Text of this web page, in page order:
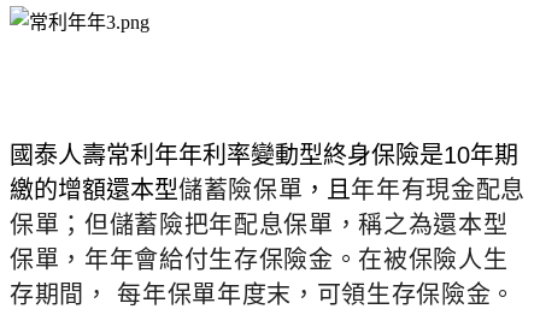
國泰人壽常利年年利率變動型終身保險是10年期
繳的增額還本型儲蓄險保單 ，且 年年有現金配息
保單；但儲蓄險把年配息保單，稱之為還本型
保單，年年會給付生存保險金。在被保險人生
存期間， 每年保單年度末，可領生存保險金。